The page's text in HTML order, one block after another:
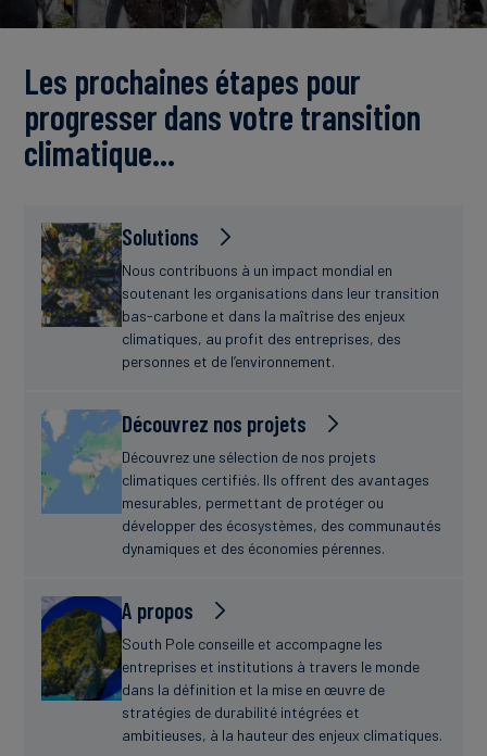
Les prochaines étapes pour
progresser dans votre transition
climatique…
Solutions
Nous contribuons à un impact mondial en
soutenant les organisations dans leur transition
bas-carbone et dans la maîtrise des enjeux
climatiques, au profit des entreprises, des
personnes et de l’environnement.
Découvrez nos projets
Découvrez une sélection de nos projets
climatiques certifiés. Ils offrent des avantages
mesurables, permettant de protéger ou
développer des écosystèmes, des communautés
dynamiques et des économies pérennes.
A propos
South Pole conseille et accompagne les
entreprises et institutions à travers le monde
dans la définition et la mise en œuvre de
stratégies de durabilité intégrées et
ambitieuses, à la hauteur des enjeux climatiques.